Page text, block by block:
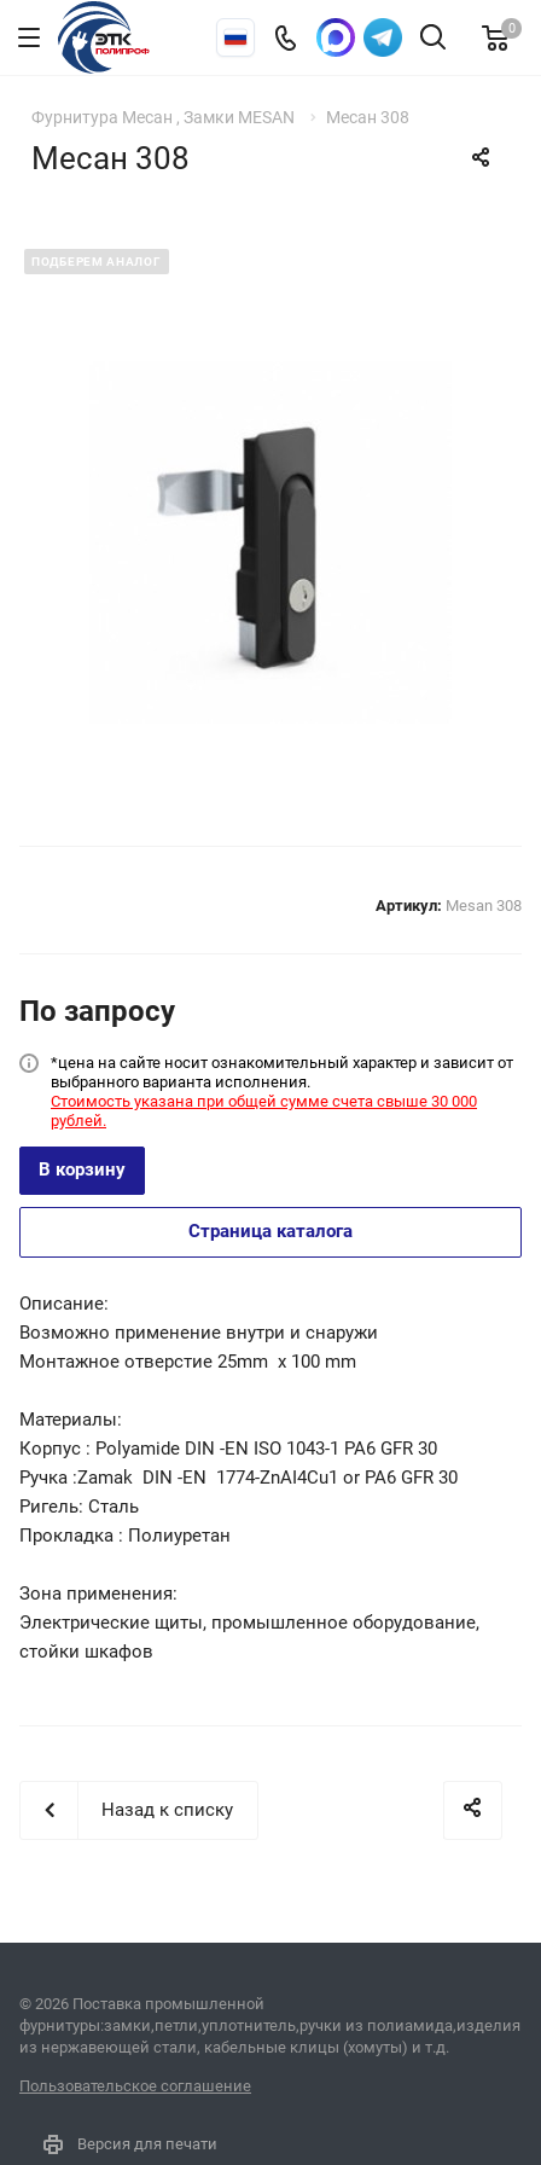
0
Фурнитура Месан , Замки MESAN Месан 308
Месан 308
ПОДБЕРЕМ АНАЛОГ
Артикул: Mesan 308
По запросу
*цена на сайте носит ознакомительный характер и зависит от
выбранного варианта исполнения.
Стоимость указана при общей сумме счета свыше 30 000
рублей.
В корзину
Страница каталога
Описание:
Возможно применение внутри и снаружи
Монтажное отверстие 25mm x 100 mm
Материалы:
Корпус : Polyamide DIN -EN ISO 1043-1 PA6 GFR 30
Ручка :Zamak DIN -EN 1774-ZnAI4Cu1 or PA6 GFR 30
Ригель: Сталь
Прокладка : Полиуретан
Зона применения:
Электрические щиты, промышленное оборудование,
стойки шкафов
Назад к списку
© 2026 Поставка промышленной
фурнитуры:замки,петли,уплотнитель,ручки из полиамида,изделия
из нержавеющей стали, кабельные клицы (хомуты) и т.д.
Пользовательское соглашение
Версия для печати